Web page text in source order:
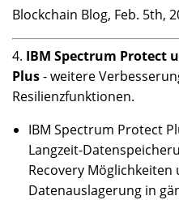
Blockchain Blog, Feb. 5th,
4. IBM Spectrum Protect
Plus- weitere
Resilienzfunktionen.
IBM Spectrum Protect
Langzeit-
Recovery
Datenauslagerung in